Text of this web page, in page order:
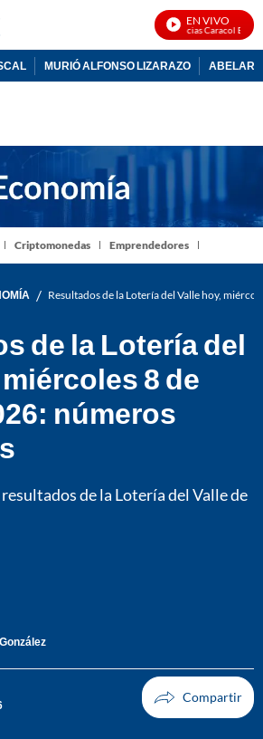
EN VIVO
Noticias Caracol En Vivo
MURIÓ ALFONSO LIZARAZO
Criptomonedas Emprendedores
/ Resultados de la Lotería del Valle hoy,
de la Lotería del
8 de
números
de la Lotería del Valle de